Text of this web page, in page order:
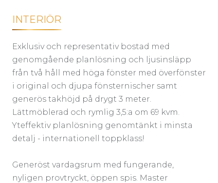
INTERIÖR
Exklusiv och representativ bostad med
genomgående planlösning och ljusinsläpp
från två håll med höga fönster med överfönster
i original och djupa fönsternischer samt
generös takhöjd på drygt 3 meter.
Lättmöblerad och rymlig 3,5:a om 69 kvm.
Yteffektiv planlösning genomtänkt i minsta
detalj - internationell toppklass!
Generöst vardagsrum med fungerande,
nyligen provtryckt, öppen spis. Master